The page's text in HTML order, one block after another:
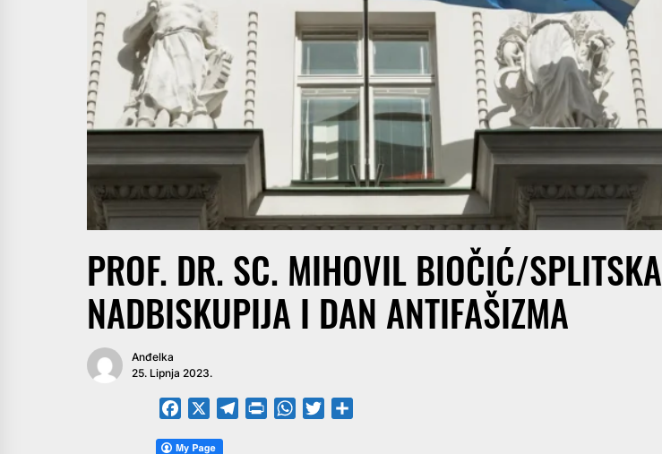
PROF. DR. SC. MIHOVIL BIOČIĆ/SPLITSKA
NADBISKUPIJA I DAN ANTIFAŠIZMA
Anđelka
25. Lipnja 2023.
FacebookTelegramPrintFriendly
WhatsApp
Twitter